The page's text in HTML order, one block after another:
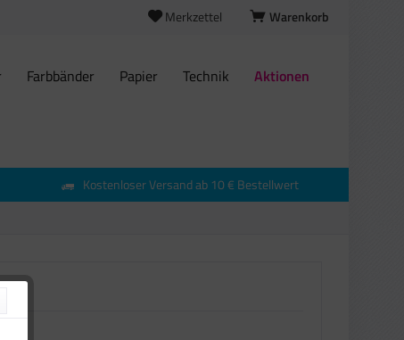
Warenkorb
Merkzettel
Farbbänder Papier Technik Aktionen
Kostenloser Versand ab 10 € Bestellwert